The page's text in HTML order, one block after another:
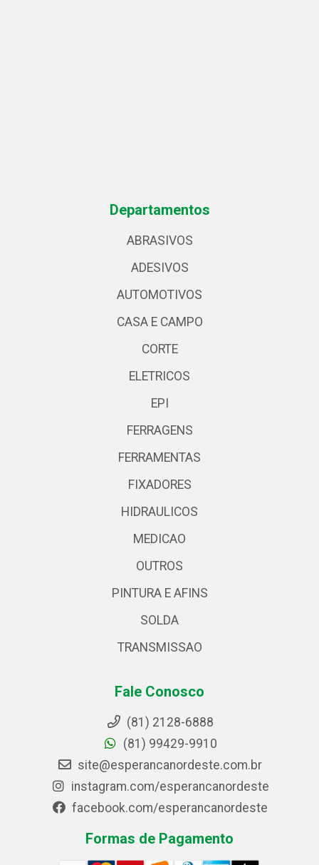
Departamentos
ABRASIVOS
ADESIVOS
AUTOMOTIVOS
CASA E CAMPO
CORTE
ELETRICOS
EPI
FERRAGENS
FERRAMENTAS
FIXADORES
HIDRAULICOS
MEDICAO
OUTROS
PINTURA E AFINS
SOLDA
TRANSMISSAO
Fale Conosco
(81) 2128-6888
(81) 99429-9910
site@esperancanordeste.com.br
instagram.com/esperancanordeste
facebook.com/esperancanordeste
Formas de Pagamento